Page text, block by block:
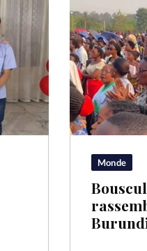
Monde